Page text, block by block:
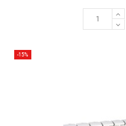
-15%